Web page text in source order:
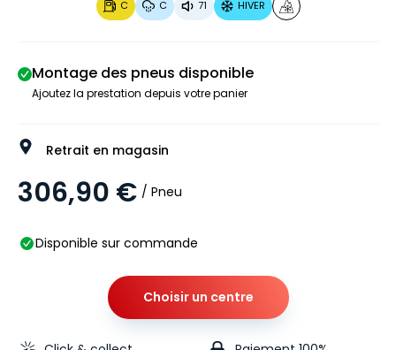
C C 71 HIVER
Montage des pneus disponible
Ajoutez la prestation depuis votre panier
Retrait en magasin
306,90 € / Pneu
Disponible sur commande
Choisir un centre